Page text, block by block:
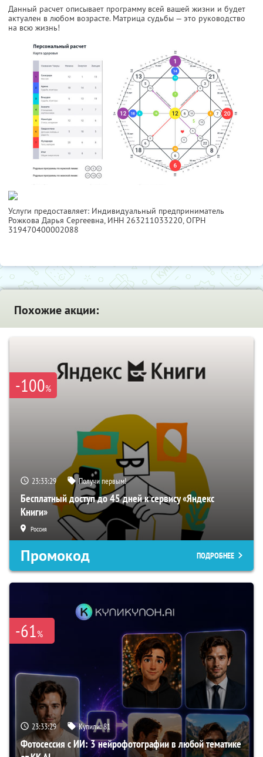
Данный расчет описывает программу всей вашей жизни и будет
актуален в любом возрасте. Матрица судьбы — это руководство
на всю жизнь!
Услуги предоставляет: Индивидуальный предприниматель
Рожкова Дарья Сергеевна, ИНН 263211033220, ОГРН
319470400002088
Похожие акции:
-100%
23:33:29 Получи первым!
Бесплатный доступ до 45 дней к сервису «Яндекс
Книги»
Россия
Промокод ПОДРОБНЕЕ
-61%
23:33:29 Купили:81
Фотосессия с ИИ: 3 нейрофотографии в любой тематике